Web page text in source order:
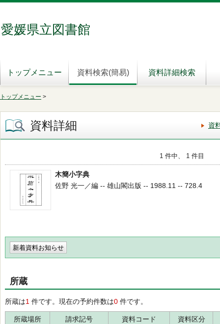
愛媛県立図書館
トップメニュー 資料検索(簡易) 資料詳細検索
トップメニュー >
資料詳細 資
1 件中、 1 件目
木簡小字典
佐野 光一／編 -- 雄山閣出版 -- 1988.11 -- 728.4
新着資料お知らせ
所蔵
所蔵は1 件です。現在の予約件数は0 件です。
所蔵場所 請求記号 資料コード 資料区分